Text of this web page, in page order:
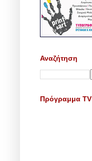
Αναζήτηση
Πρόγραμμα TV